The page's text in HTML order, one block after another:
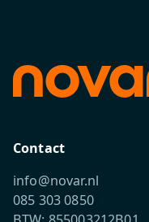
Contact
info@novar.nl
085 303 0850